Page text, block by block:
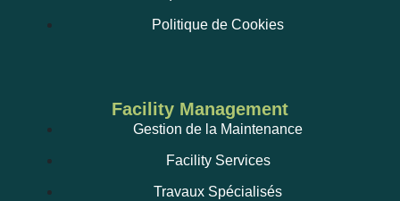
Politique de Cookies
Facility Management
Gestion de la Maintenance
Facility Services
Travaux Spécialisés